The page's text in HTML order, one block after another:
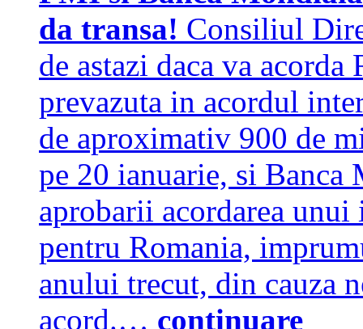
da transa! Consiliul
de astazi daca va acorda
prevazuta in acordul
de aproximativ 900 de
pe 20 ianuarie, si
aprobarii acordarea
pentru Romania,
anului trecut, din cauza
acord.… continuare